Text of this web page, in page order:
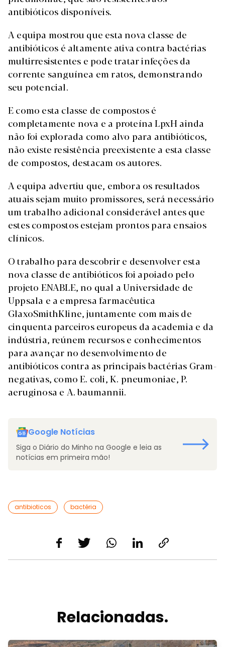
antibióticos disponíveis.
A equipa mostrou que esta nova classe de
antibióticos é altamente ativa contra bactérias
multirresistentes e pode tratar infeções da
corrente sanguínea em ratos, demonstrando
seu potencial.
E como esta classe de compostos é
completamente nova e a proteína LpxH ainda
não foi explorada como alvo para antibióticos,
não existe resistência preexistente a esta classe
de compostos, destacam os autores.
A equipa advertiu que, embora os resultados
atuais sejam muito promissores, será necessário
um trabalho adicional considerável antes que
estes compostos estejam prontos para ensaios
clínicos.
O trabalho para descobrir e desenvolver esta
nova classe de antibióticos foi apoiado pelo
projeto ENABLE, no qual a Universidade de
Uppsala e a empresa farmacêutica
GlaxoSmithKline, juntamente com mais de
cinquenta parceiros europeus da academia e da
indústria, reúnem recursos e conhecimentos
para avançar no desenvolvimento de
antibióticos contra as principais bactérias Gram-
negativas, como E. coli, K. pneumoniae, P.
aeruginosa e A. baumannii.
Google Notícias
Siga o Diário do Minho na Google e leia as
notícias em primeira mão!
antibioticos bactéria
Relacionadas.